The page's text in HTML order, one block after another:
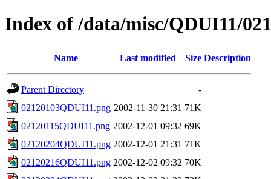
Index of /data/misc/QDUI11/
Name Last modified Size Description
Parent Directory
-
02120103QDUI11.png 2002-11-30 21:31 71K
02120115QDUI11.png 2002-12-01 09:32 69K
02120204QDUI11.png 2002-12-01 21:31 71K
02120216QDUI11.png 2002-12-02 09:32 70K